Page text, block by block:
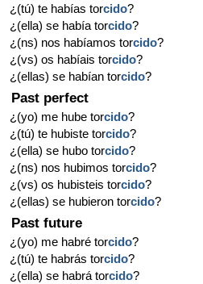
¿(tú) te habías torcido?
¿(ella) se había torcido?
¿(ns) nos habíamos torcido?
¿(vs) os habíais torcido?
¿(ellas) se habían torcido?
Past perfect
¿(yo) me hube torcido?
¿(tú) te hubiste torcido?
¿(ella) se hubo torcido?
¿(ns) nos hubimos torcido?
¿(vs) os hubisteis torcido?
¿(ellas) se hubieron torcido?
Past future
¿(yo) me habré torcido?
¿(tú) te habrás torcido?
¿(ella) se habrá torcido?